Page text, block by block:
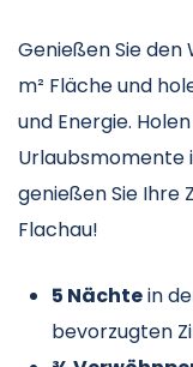
Genießen Sie den
m² Fläche und
und Energie.
Urlaubsmomente
genießen Sie Ihre
Flachau!
5 Nächtein
bevorzugten